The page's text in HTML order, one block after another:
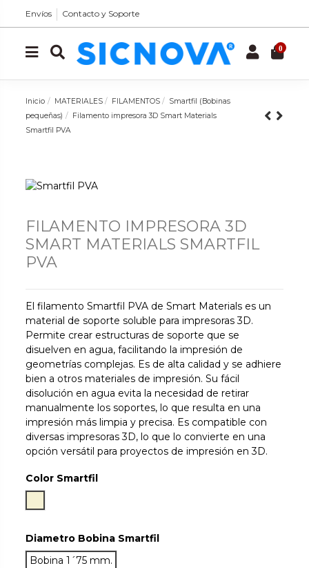
Envíos Contacto y Soporte
0
Inicio MATERIALES FILAMENTOS
Smartfil (Bobinas
pequeñas)
Filamento impresora 3D Smart Materials
Smartfil PVA
FILAMENTO IMPRESORA 3D
SMART MATERIALS SMARTFIL
PVA
El filamento Smartfil PVA de Smart Materials es un
material de soporte soluble para impresoras 3D.
Permite crear estructuras de soporte que se
disuelven en agua, facilitando la impresión de
geometrías complejas. Es de alta calidad y se adhiere
bien a otros materiales de impresión. Su fácil
disolución en agua evita la necesidad de retirar
manualmente los soportes, lo que resulta en una
impresión más limpia y precisa. Es compatible con
diversas impresoras 3D, lo que lo convierte en una
opción versátil para proyectos de impresión en 3D.
Color Smartfil
Diametro Bobina Smartfil
Bobina 1´75 mm.